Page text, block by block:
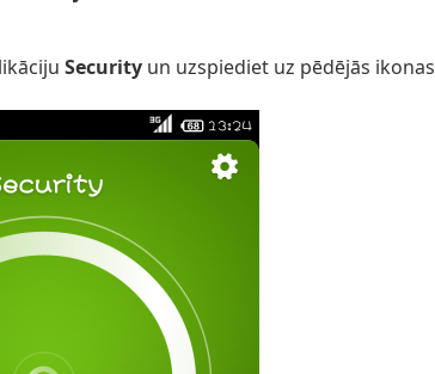
Security un uzspiediet uz pēdējās ikonas